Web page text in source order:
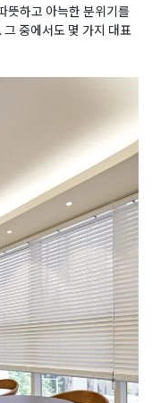
뜻하고 아늑한 분위기를
중에서도 몇 가지 대표